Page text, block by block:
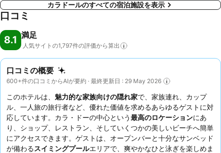
カラドールのすべての宿泊施設を表示
口コミ
8.1 満足
人気サイトの1,797件の評価から算出
口コミの概要
600+件の口コミからAIが要約 · 最終更新日 : 29 May 2026
このホテルは、 魅力的な家族向けの隠れ家で、家族連れ、カップ
ル、一人旅の旅行者など、優れた価値を求めるあらゆるゲストに対
応しています。カラ・ドーの中心という最高のロケーションにあ
り、ショップ、レストラン、そしていくつかの美しいビーチへ簡単
にアクセスできます。ゲストは、オープンバーと十分なサンベッド
が備わるスイミングプールエリアで、爽やかなひと泳ぎを楽しめま